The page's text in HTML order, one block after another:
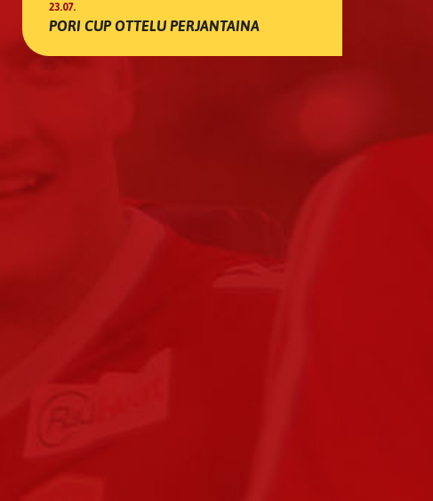
23.07.
PORI CUP OTTELU PERJANTAINA